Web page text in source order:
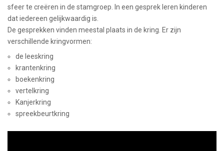
sfeer te creëren in de stamgroep. In een gesprek leren kinderen
dat iedereen gelijkwaardig is.
De gesprekken vinden meestal plaats in de kring. Er zijn
verschillende kringvormen:
de leeskring
krantenkring
boekenkring
vertelkring
Kanjerkring
spreekbeurtkring